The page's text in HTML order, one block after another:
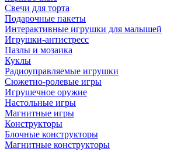
Свечи для торта
Подарочные пакеты
Интерактивные игрушки для малышей
Игрушки-антистресс
Пазлы и мозаика
Куклы
Радиоуправляемые игрушки
Сюжетно-ролевые игры
Игрушечное оружие
Настольные игры
Магнитные игры
Конструкторы
Блочные конструкторы
Магнитные конструкторы